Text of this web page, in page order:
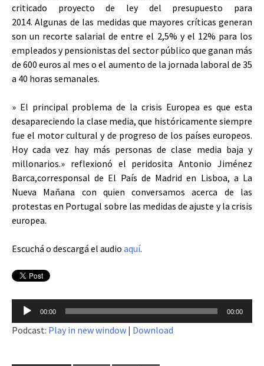
criticado proyecto de ley del presupuesto para
2014. Algunas de las medidas que mayores críticas generan
son un recorte salarial de entre el 2,5% y el 12% para los
empleados y pensionistas del sector público que ganan más
de 600 euros al mes o el aumento de la jornada laboral de 35
a 40 horas semanales.
» El principal problema de la crisis Europea es que esta
desapareciendo la clase media, que históricamente siempre
fue el motor cultural y de progreso de los países europeos.
Hoy cada vez hay más personas de clase media baja y
millonarios.» reflexionó el peridosita Antonio Jiménez
Barca,corresponsal de El País de Madrid en Lisboa, a La
Nueva Mañana con quien conversamos acerca de las
protestas en Portugal sobre las medidas de ajuste y la crisis
europea.
Escuchá o descargá el audio aquí.
Reproductor
de
audio
00:00 00:00
Podcast: Play in new window | Download